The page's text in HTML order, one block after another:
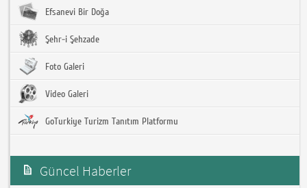
Efsanevi Bir Doğa
Şehr-i Şehzade
Foto Galeri
Video Galeri
GoTurkiye Turizm Tanıtım Platformu
Güncel Haberler